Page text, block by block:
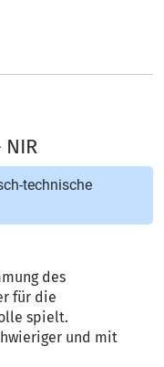
technische
des
für die
spielt.
und mit